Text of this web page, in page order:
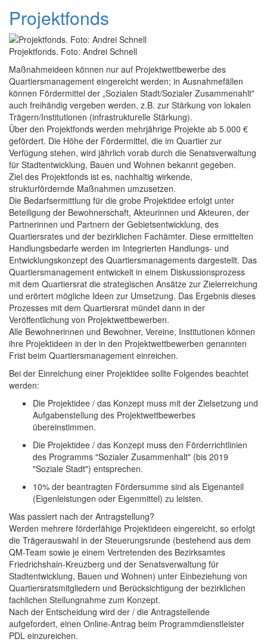
Projektfonds
Projektfonds. Foto: Andrei Schnell
Maßnahmeideen können nur auf Projektwettbewerbe des
Quartiersmanagement eingereicht werden; in Ausnahmefällen
können Fördermittel der „Sozialen Stadt/Sozialer Zusammenahlt"
auch freihändig vergeben werden, z.B. zur Stärkung von lokalen
Trägern/Institutionen (infrastrukturelle Stärkung).
Über den Projektfonds werden mehrjährige Projekte ab 5.000 €
gefördert. Die Höhe der Fördermittel, die im Quartier zur
Verfügung stehen, wird jährlich vorab durch die Senatsverwaltung
für Stadtentwicklung, Bauen und Wohnen bekannt gegeben.
Ziel des Projektfonds ist es, nachhaltig wirkende,
strukturfördernde Maßnahmen umzusetzen.
Die Bedarfsermittlung für die grobe Projektidee erfolgt unter
Beteiligung der Bewohnerschaft, Akteurinnen und Akteuren, der
Partnerinnen und Partnern der Gebietsentwicklung, des
Quartiersrates und der bezirklichen Fachämter. Diese ermittelten
Handlungsbedarfe werden im Integrierten Handlungs- und
Entwicklungskonzept des Quartiersmanagements dargestellt. Das
Quartiersmanagement entwickelt in einem Diskussionsprozess
mit dem Quartiersrat die strategischen Ansätze zur Zielerreichung
und erörtert mögliche Ideen zur Umsetzung. Das Ergebnis dieses
Prozesses mit dem Quartiersrat mündet dann in der
Veröffentlichung von Projektwettbewerben.
Alle Bewohnerinnen und Bewohner, Vereine, Institutionen können
ihre Projektideen in der in den Projektwettbewerben genannten
Frist beim Quartiersmanagement einreichen.
Bei der Einreichung einer Projektidee sollte Folgendes beachtet
werden:
Die Projektidee / das Konzept muss mit der Zielsetzung und
Aufgabenstellung des Projektwettbewerbes
übereinstimmen.
Die Projektidee / das Konzept muss den Förderrichtlinien
des Programms "Sozialer Zusammenhalt" (bis 2019
"Soziale Stadt") entsprechen.
10% der beantragten Fördersumme sind als Eigenanteil
(Eigenleistungen oder Eigenmittel) zu leisten.
Was passiert nach der Antragstellung?
Werden mehrere förderfähige Projektideen eingereicht, so erfolgt
die Trägerauswahl in der Steuerungsrunde (bestehend aus dem
QM-Team sowie je einem Vertretenden des Bezirksamtes
Friedrichshain-Kreuzberg und der Senatsverwaltung für
Stadtentwicklung, Bauen und Wohnen) unter Einbeziehung von
Quartiersratsmitgliedern und Berücksichtigung der bezirklichen
fachlichen Stellungnahme zum Konzept.
Nach der Entscheidung wird der / die Antragstellende
aufgefordert, einen Online-Antrag beim Programmdienstleister
PDL einzureichen.